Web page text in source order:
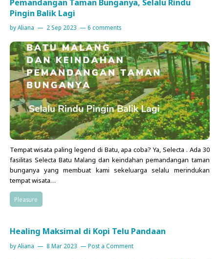
Pemandangan Taman Bunganya, Selalu Rindu
Pingin Balik Lagi
byAliana 2 Sep 2023 6 comments
Tempat wisata paling legend di Batu, apa coba? Ya, Selecta . Ada 30
fasilitas Selecta Batu Malang dan keindahan pemandangan taman
bunganya yang membuat kami sekeluarga selalu merindukan
tempat wisata…
Pleasure
Healing Maksimal di Kopi Telu Pandaan
byAliana 8 Mar 2023 Post a Comment